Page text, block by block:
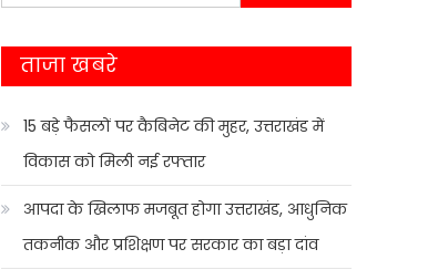
for:
ताजा खबरे
15 बड़े फैसलों पर कैबिनेट की मुहर, उत्तराखंड में
विकास को मिली नई रफ्तार
आपदा के खिलाफ मजबूत होगा उत्तराखंड, आधुनिक
तकनीक और प्रशिक्षण पर सरकार का बड़ा दांव